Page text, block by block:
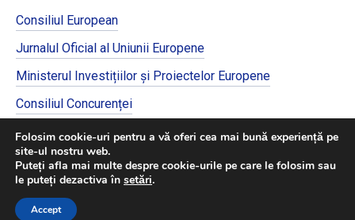
Consiliul European
Jurnalul Oficial al Uniunii Europene
Ministerul Investițiilor și Proiectelor Europene
Consiliul Concurenței
programe cofinanțate de Uniunea Europeană,
vă invităm să vizitațihttps://mfe.gov.ro/
Folosim cookie-uri pentru a vă oferi cea mai bună experiență pe
site-ul nostru web.
Puteți afla mai multe despre cookie-urile pe care le folosim sau
le puteți dezactiva în setări.
Accept